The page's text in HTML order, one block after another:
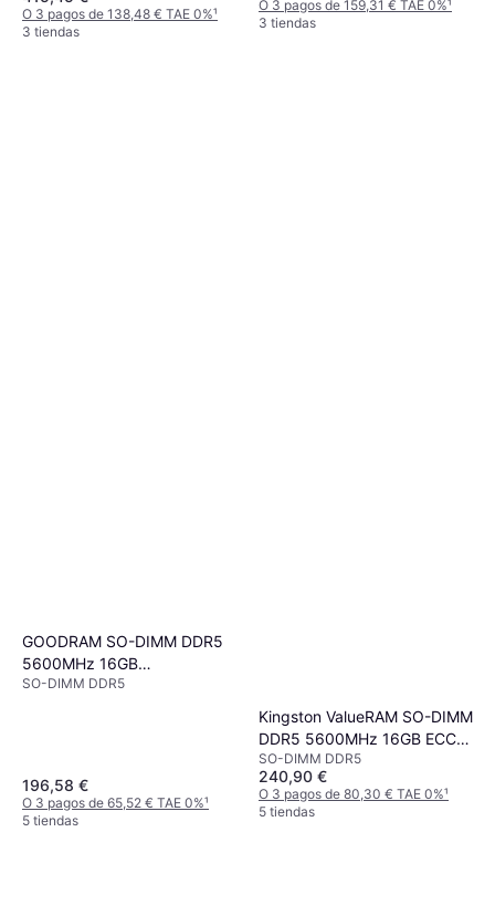
O 3 pagos de 138,48 € TAE 0%¹
3 tiendas
O 3 pagos de 159,31 € TAE 0%¹
3 tiendas
GOODRAM SO-DIMM DDR5
5600MHz 16GB
(GR5600S564L46S/16G)
SO-DIMM DDR5
196,58 €
O 3 pagos de 65,52 € TAE 0%¹
5 tiendas
Kingston ValueRAM SO-DIMM
DDR5 5600MHz 16GB ECC
(KVR56S46BS8-16)
SO-DIMM DDR5
240,90 €
O 3 pagos de 80,30 € TAE 0%¹
5 tiendas